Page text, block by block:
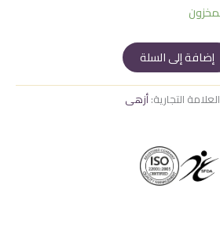
إضافة إلى السلة
العلامة التجارية:أزهى